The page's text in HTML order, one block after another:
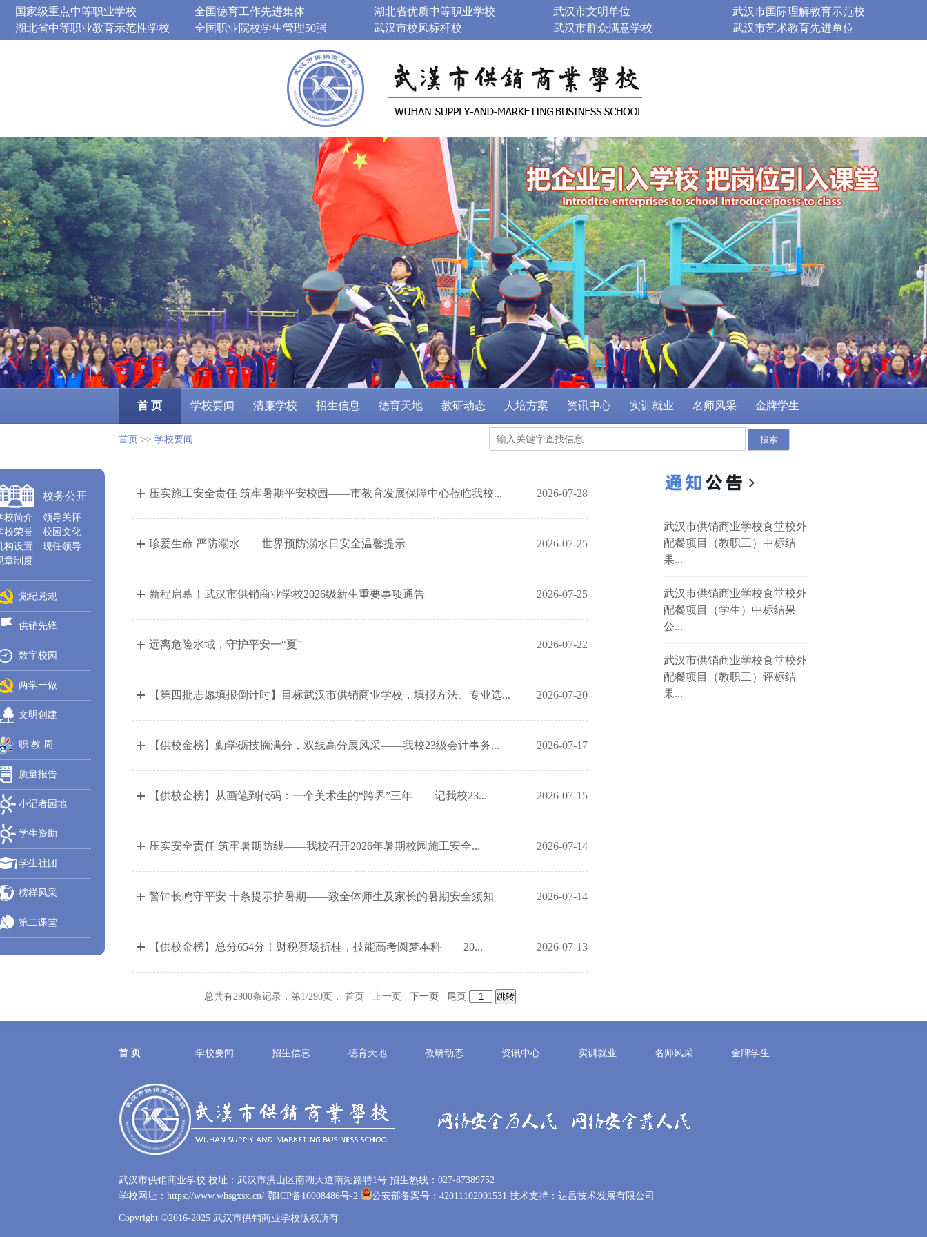
国家级重点中等职业学校 全国德育工作先进集体 湖北省优质中等职业学校 武汉市文明单位
武汉市国际理解教育示范校
湖北省中等职业教育示范性学校
全国职业院校学生管理50强 武汉市校风标杆校 武汉市群众满意学校 武汉市艺术教育先进单位
首 页 学校要闻 清廉学校 招生信息 德育天地 教研动态 人培方案 资讯中心 实训就业 名师风采 金牌学生
首页 >> 学校要闻
校务公开
校简介
领导关怀
校荣誉
校园文化
构设置
现任领导
章制度
党纪党规
供销先锋
数字校园
两学一做
文明创建
职 教 周
质量报告
小记者园地
学生资助
学生社团
榜样风采
第二课堂
压实施工安全责任 筑牢暑期平安校园——市教育发展保障中心莅临我校... 2026-07-28
珍爱生命 严防溺水——世界预防溺水日安全温馨提示 2026-07-25
新程启幕！武汉市供销商业学校2026级新生重要事项通告 2026-07-25
远离危险水域，守护平安一“夏” 2026-07-22
【第四批志愿填报倒计时】目标武汉市供销商业学校，填报方法、专业选... 2026-07-20
【供校金榜】勤学砺技摘满分，双线高分展风采——我校23级会计事务... 2026-07-17
【供校金榜】从画笔到代码：一个美术生的“跨界”三年——记我校23... 2026-07-15
压实安全责任 筑牢暑期防线——我校召开2026年暑期校园施工安全... 2026-07-14
警钟长鸣守平安 十条提示护暑期——致全体师生及家长的暑期安全须知 2026-07-14
【供校金榜】总分654分！财税赛场折桂，技能高考圆梦本科——20... 2026-07-13
总共有2900条记录，第1/290页， 首页 上一页 下一页 尾页
武汉市供销商业学校食堂校外
配餐项目（教职工）中标结
果...
武汉市供销商业学校食堂校外
配餐项目（学生）中标结果
公...
武汉市供销商业学校食堂校外
配餐项目（教职工）评标结
果...
首 页 学校要闻 招生信息 德育天地 教研动态 资讯中心 实训就业 名师风采 金牌学生
武汉市供销商业学校 校址：武汉市洪山区南湖大道南湖路特1号 招生热线：027-87389752
学校网址：https://www.whsgxsx.cn/ 鄂ICP备10008486号-2 公安部备案号：42011102001531 技术支持： 达昌技术发展有限公司
Copyright ©2016-2025 武汉市供销商业学校版权所有